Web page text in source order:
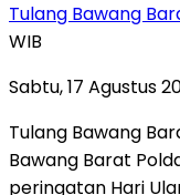
Tulang Bawang
WIB
Sabtu, 17 Agustus
Tulang Bawang
Bawang Barat
peringatan Hari